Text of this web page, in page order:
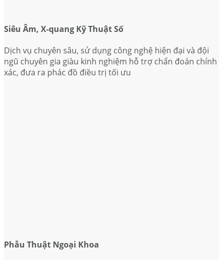
Siêu Âm, X-quang Kỹ Thuật Số
Dịch vụ chuyên sâu, sử dụng công nghệ hiện đại và đội
ngũ chuyên gia giàu kinh nghiệm hỗ trợ chẩn đoán chính
xác, đưa ra phác đồ điều trị tối ưu
Phẫu Thuật Ngoại Khoa